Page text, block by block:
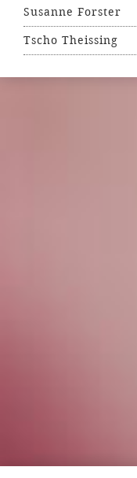
Susanne Forster
Tscho Theissing